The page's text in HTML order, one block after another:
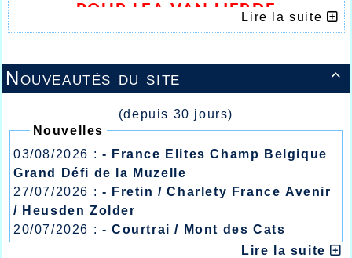

Nouveautés du site
(depuis 30 jours)
Nouvelles
03/08/2026 : - France Elites Champ Belgique
Grand Défi de la Muzelle
27/07/2026 : - Fretin / Charlety France Avenir
/ Heusden Zolder
20/07/2026 : - Courtrai / Mont des Cats
- Lyon / Meeting Abeilles /Lire la suite
POUR LEA VAN LIERDELire la suite